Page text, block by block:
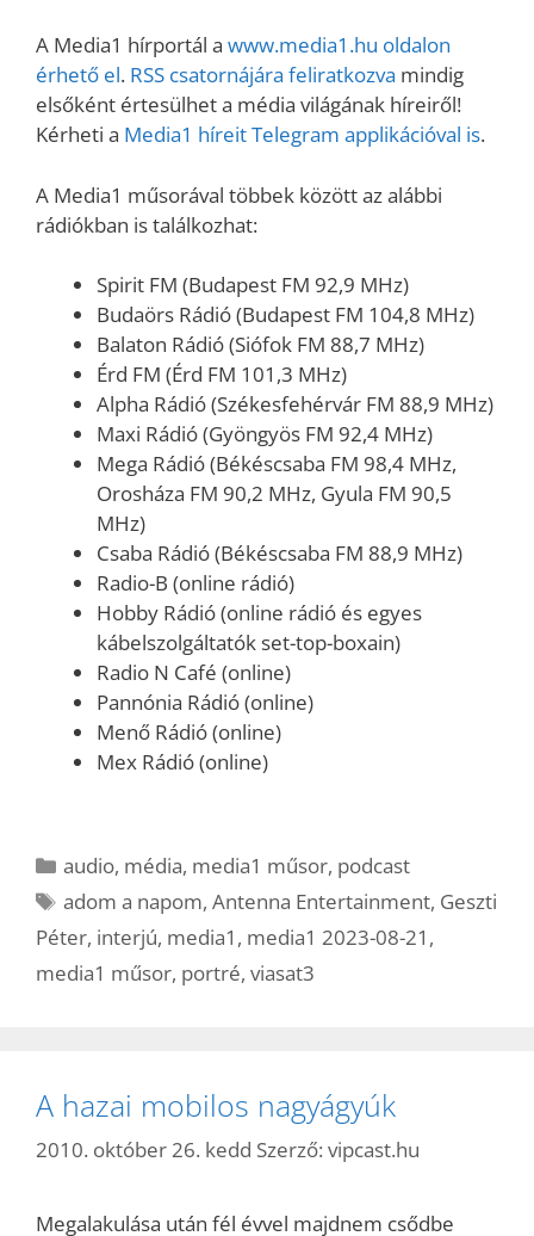
A Media1 hírportál a www.media1.hu oldalon
érhető el. RSS csatornájára feliratkozva mindig
elsőként értesülhet a média világának híreiről!
Kérheti a Media1 híreit Telegram applikációval is.
A Media1 műsorával többek között az alábbi
rádiókban is találkozhat:
Spirit FM (Budapest FM 92,9 MHz)
Budaörs Rádió (Budapest FM 104,8 MHz)
Balaton Rádió (Siófok FM 88,7 MHz)
Érd FM (Érd FM 101,3 MHz)
Alpha Rádió (Székesfehérvár FM 88,9 MHz)
Maxi Rádió (Gyöngyös FM 92,4 MHz)
Mega Rádió (Békéscsaba FM 98,4 MHz,
Orosháza FM 90,2 MHz, Gyula FM 90,5
MHz)
Csaba Rádió (Békéscsaba FM 88,9 MHz)
Radio-B (online rádió)
Hobby Rádió (online rádió és egyes
kábelszolgáltatók set-top-boxain)
Radio N Café (online)
Pannónia Rádió (online)
Menő Rádió (online)
Mex Rádió (online)
Kategória
audio, média, media1 műsor, podcast
Címkék
adom a napom,Antenna Entertainment, Geszti
Péter, interjú, media1 , media1 2023-08-21 ,
media1 műsor, portré, viasat3
A hazai mobilos nagyágyúk
2010. október 26. kedd Szerző: vipcast.hu
Megalakulása után fél évvel majdnem csődbe